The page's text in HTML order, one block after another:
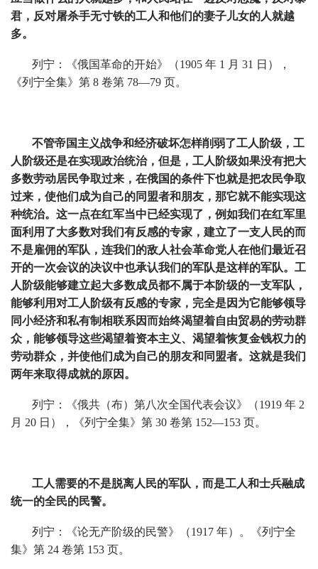
君，反对屠杀手无寸铁的工人和他们的妻子儿女的人就越
多。
列宁：《俄国革命的开始》（1905 年 1 月 31 日），
《列宁全集》第 8 卷第 78—79 页。
不管帝国主义战争和经济破坏怎样削弱了工人阶级，工
人阶级还是在实现政治统治，但是，工人阶级如果没有把大
多数劳动居民争取过来，在俄国的条件下也就是把农民争取
过来，使他们成为自己的同盟者和朋友，那它就不能实现这
种统治。这一点在红军当中已经实现了，例如我们在红军里
面利用了大多数对我们有反感的专家，建立了一支人民的而
不是雇佣的军队，连我们的敌人社会革命党人在他们最近召
开的一次会议的决议中也承认我们的军队是这样的军队。工
人阶级能够建立起大多数成员都不属于本阶级的一支军队，
能够利用对工人阶级有反感的专家，完全是因为它能够领导
同小经济和私有制相联系因而始终渴望着自由贸易的劳动群
众，能够领导这些渴望着资本主义、渴望着恢复金钱权力的
劳动群众，并使他们成为自己的朋友和同盟者。这就是我们
两年来取得成就的原因。
列宁：《俄共（布）第八次全国代表会议》（1919 年 2
月 20 日），《列宁全集》第 30 卷第 152—153 页。
工人需要的不是脱离人民的军队，而是工人和士兵融成
统一的全民的民警。
列宁：《论无产阶级的民警》（1917 年）。《列宁全
集》第 24 卷第 153 页。